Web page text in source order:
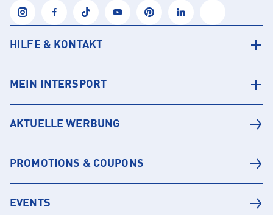
HILFE & KONTAKT
MEIN INTERSPORT
AKTUELLE WERBUNG
PROMOTIONS & COUPONS
EVENTS